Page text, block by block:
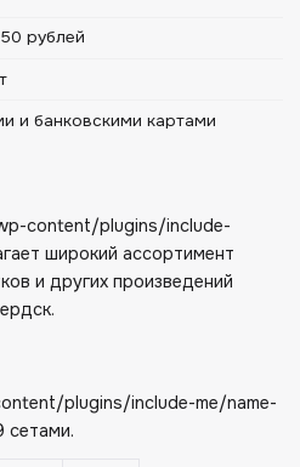
рублей
и банковскими картами
content/plugins/include-
широкий ассортимент
и других произведений
plugins/include-me/name-
сетами.